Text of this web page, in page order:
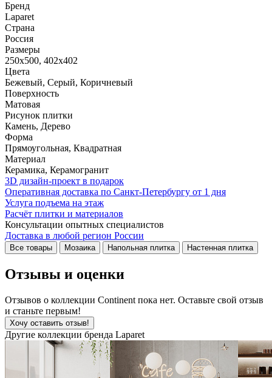
Бренд
Laparet
Страна
Россия
Размеры
250x500, 402x402
Цвета
Бежевый, Серый, Коричневый
Поверхность
Матовая
Рисунок плитки
Камень, Дерево
Форма
Прямоугольная, Квадратная
Материал
Керамика, Керамогранит
3D дизайн-проект в подарок
Оперативная доставка по Санкт-Петербургу от 1 дня
Услуга подъема на этаж
Расчёт плитки и материалов
Консультации опытных специалистов
Доставка в любой регион России
Все товары Мозаика Напольная плитка Настенная плитка
Отзывы и оценки
Отзывов о коллекции Continent пока нет. Оставьте свой отзыв
и станьте первым!
Хочу оставить отзыв!
Другие коллекции бренда Laparet